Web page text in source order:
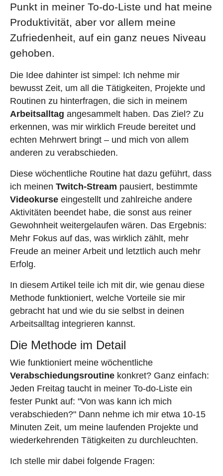
Punkt in meiner To-do-Liste und hat meine
Produktivität, aber vor allem meine
Zufriedenheit, auf ein ganz neues Niveau
gehoben.
Die Idee dahinter ist simpel: Ich nehme mir
bewusst Zeit, um all die Tätigkeiten, Projekte und
Routinen zu hinterfragen, die sich in meinem
Arbeitsalltag angesammelt haben. Das Ziel? Zu
erkennen, was mir wirklich Freude bereitet und
echten Mehrwert bringt – und mich von allem
anderen zu verabschieden.
Diese wöchentliche Routine hat dazu geführt, dass
ich meinen Twitch-Stream pausiert, bestimmte
Videokurse eingestellt und zahlreiche andere
Aktivitäten beendet habe, die sonst aus reiner
Gewohnheit weitergelaufen wären. Das Ergebnis:
Mehr Fokus auf das, was wirklich zählt, mehr
Freude an meiner Arbeit und letztlich auch mehr
Erfolg.
In diesem Artikel teile ich mit dir, wie genau diese
Methode funktioniert, welche Vorteile sie mir
gebracht hat und wie du sie selbst in deinen
Arbeitsalltag integrieren kannst.
Die Methode im Detail
Wie funktioniert meine wöchentliche
Verabschiedungsroutine konkret? Ganz einfach:
Jeden Freitag taucht in meiner To-do-Liste ein
fester Punkt auf: "Von was kann ich mich
verabschieden?" Dann nehme ich mir etwa 10-15
Minuten Zeit, um meine laufenden Projekte und
wiederkehrenden Tätigkeiten zu durchleuchten.
Ich stelle mir dabei folgende Fragen: